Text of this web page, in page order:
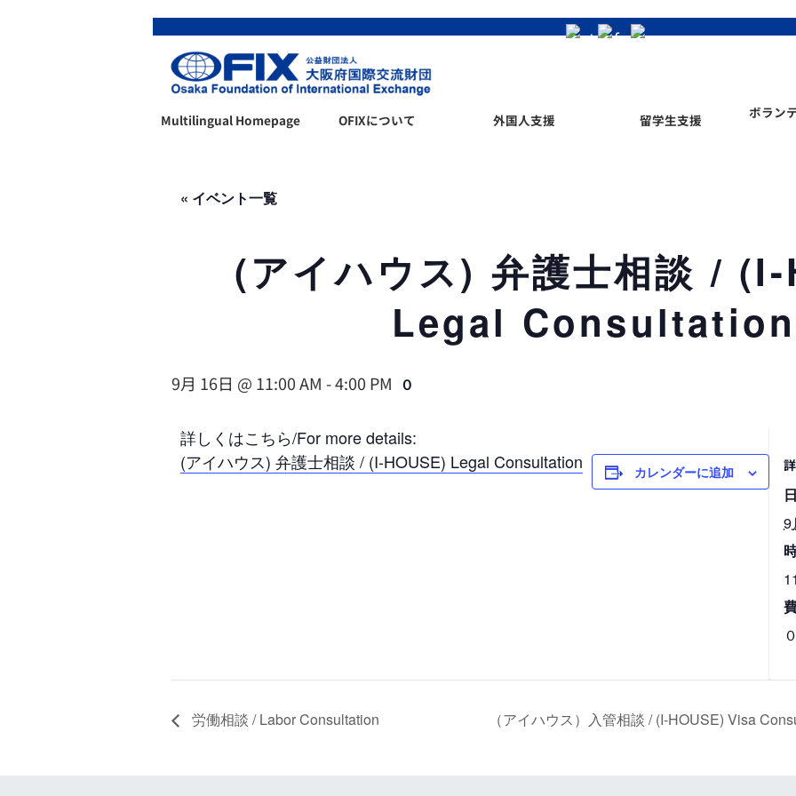
Multilingual Homepage OFIXについて 外国人支援 留学生支援 ボラン
« イベント一覧
(アイハウス) 弁護士相談 /
Legal Consultation
9月 16日 @ 11:00 AM -4:00 PM ０
詳しくはこちら/For more details:
(アイハウス) 弁護士相談 / (I-HOUSE) Legal Consultation
カレンダーに追加
9
労働相談 / Labor Consultation （アイハウス）入管相談 / (I-HOUSE) Visa